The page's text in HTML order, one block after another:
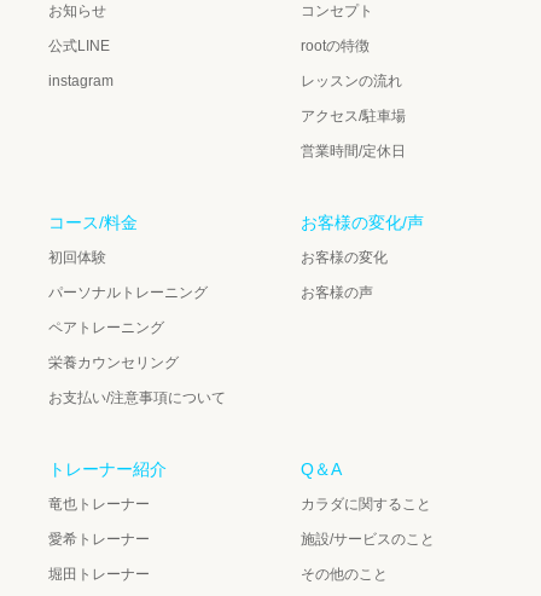
お知らせ
公式LINE
instagram
コンセプト
rootの特徴
レッスンの流れ
アクセス/駐車場
営業時間/定休日
コース/料金
初回体験
パーソナルトレーニング
ペアトレーニング
栄養カウンセリング
お支払い/注意事項について
お客様の変化/声
お客様の変化
お客様の声
トレーナー紹介
竜也トレーナー
愛希トレーナー
堀田トレーナー
Q＆A
カラダに関すること
施設/サービスのこと
その他のこと